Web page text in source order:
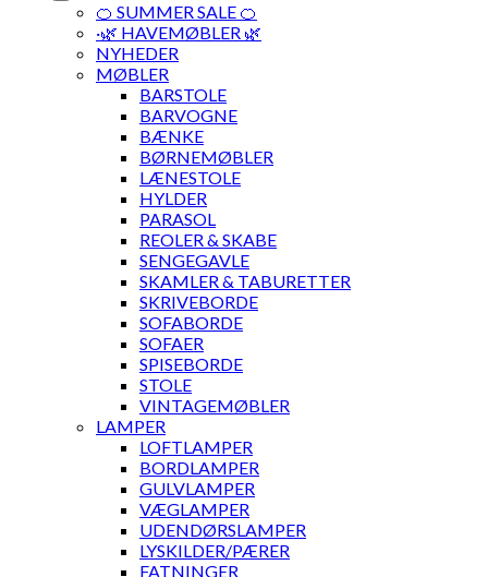
🍊 SUMMER SALE 🍊
·🌿 HAVEMØBLER 🌿
NYHEDER
MØBLER
BARSTOLE
BARVOGNE
BÆNKE
BØRNEMØBLER
LÆNESTOLE
HYLDER
PARASOL
REOLER & SKABE
SENGEGAVLE
SKAMLER & TABURETTER
SKRIVEBORDE
SOFABORDE
SOFAER
SPISEBORDE
STOLE
VINTAGEMØBLER
LAMPER
LOFTLAMPER
BORDLAMPER
GULVLAMPER
VÆGLAMPER
UDENDØRSLAMPER
LYSKILDER/PÆRER
FATNINGER